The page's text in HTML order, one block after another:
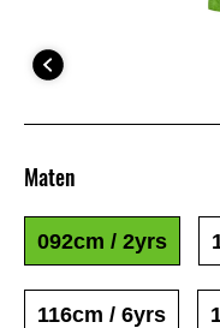
Maten
092cm / 2yrs
116cm / 6yrs